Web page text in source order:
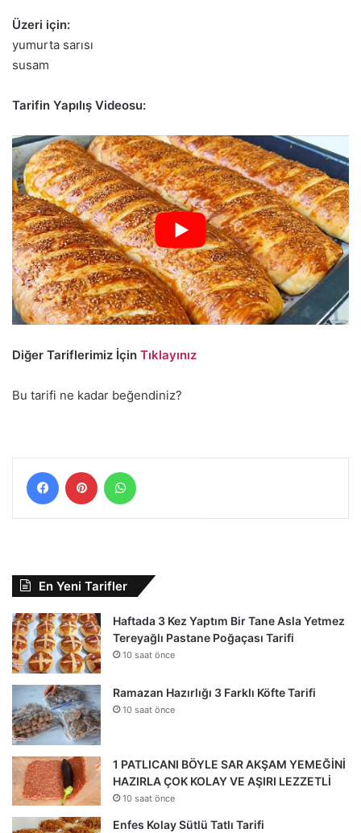
Üzeri için:
yumurta sarısı
susam
Tarifin Yapılış Videosu:
Diğer Tariflerimiz İçin Tıklayınız
Bu tarifi ne kadar beğendiniz?
FacebookPinterest
En Yeni Tarifler
Haftada 3 Kez Yaptım Bir Tane Asla Yetmez
Tereyağlı Pastane Poğaçası Tarifi
10 saat önce
Ramazan Hazırlığı 3 Farklı Köfte Tarifi
10 saat önce
1 PATLICANI BÖYLE SAR AKŞAM YEMEĞİNİ
HAZIRLA ÇOK KOLAY VE AŞIRI LEZZETLİ
10 saat önce
Enfes Kolay Sütlü Tatlı Tarifi